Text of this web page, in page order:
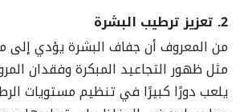
2. تعزيز ترطيب البشرة
من المعروف أن جفاف البشرة يؤدي إلى
مثل ظهور التجاعيد المبكرة وفقدان
يلعب دورًا كبيرًا في تنظيم مستويات